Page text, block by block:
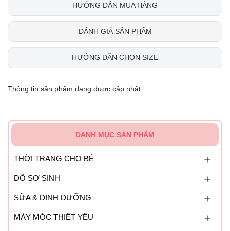
HƯỚNG DẪN MUA HÀNG
ĐÁNH GIÁ SẢN PHẨM
HƯỚNG DẪN CHỌN SIZE
Thông tin sản phẩm đang được cập nhật
DANH MỤC SẢN PHẨM
THỜI TRANG CHO BÉ
ĐỒ SƠ SINH
SỮA & DINH DƯỠNG
MÁY MÓC THIẾT YẾU